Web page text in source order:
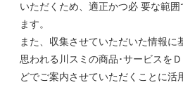
いただくため、適正かつ必 要な範
ます。
また、収集させていただいた情報に
思われる川スミの商品･サービスを
どでご案内させていただくことに活